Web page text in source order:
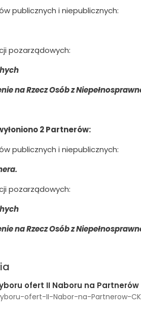
publicznych i niepublicznych:
pozarządowych:
na Rzecz Osób z
2 Partnerów:
publicznych i niepublicznych:
pozarządowych:
na Rzecz Osób z
ofert II Naboru na Partnerów
ofert-II-Nabor-na-Partnerow-CK-